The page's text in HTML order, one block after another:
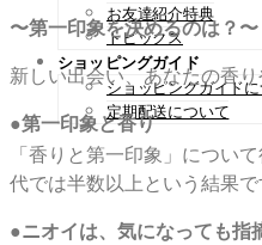
お友達紹介特典
トピックス
ショッピングガイド
ショッピングガイド
定期配送について
〜第一印象を決めるのは？〜
新しい出会い、あなたの香
●第一印象と香り
「香りと第一印象」につい
代では半数以上という結果
●ニオイは、気になっても指